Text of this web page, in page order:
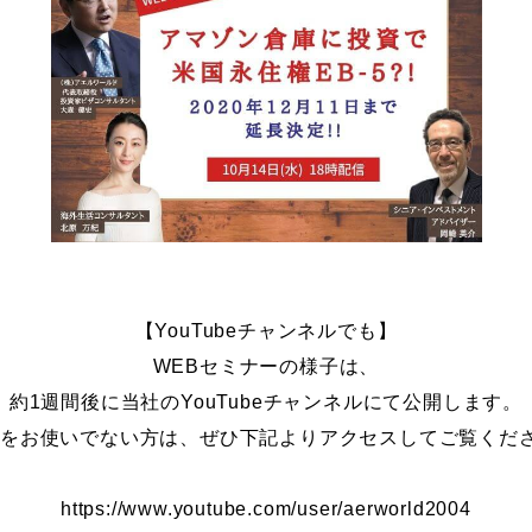
【YouTubeチャンネルでも】
WEBセミナーの様子は、
約1週間後に当社のYouTubeチャンネルにて公開します。
お使いでない方は、ぜひ下記よりアクセスしてご覧くだ
https://www.youtube.com/user/aerworld2004